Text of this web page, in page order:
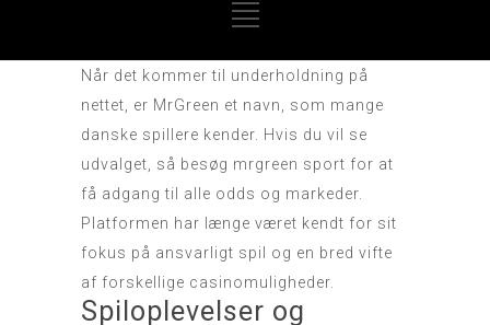
Når det kommer til underholdning på
nettet, er MrGreen et navn, som mange
danske spillere kender. Hvis du vil se
udvalget, så besøg mrgreen sport for at
få adgang til alle odds og markeder.
Platformen har længe været kendt for sit
fokus på ansvarligt spil og en bred vifte
af forskellige casinomuligheder.
Spiloplevelser og